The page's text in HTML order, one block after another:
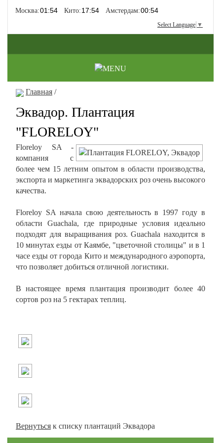
Москва: Кито: Амстердам:
Select Language ▼
Главная /
Эквадор. Плантация
"FLORELOY"
Floreloy SA -
компания с
более чем 15 летним опытом в области производства,
экспорта и маркетинга эквадорских роз очень высокого
качества.
Floreloy SA начала свою деятельность в 1997 году в
области Guachala, где природные условия идеально
подходят для выращивания роз. Guachala находится в
10 минутах езды от Каямбе, "цветочной столицы" и в 1
часе езды от города Кито и международного аэропорта,
что позволяет добиться отличной логистики.
В настоящее время плантация производит более 40
сортов роз на 5 гектарах теплиц.
Вернуться к списку плантаций Эквадора